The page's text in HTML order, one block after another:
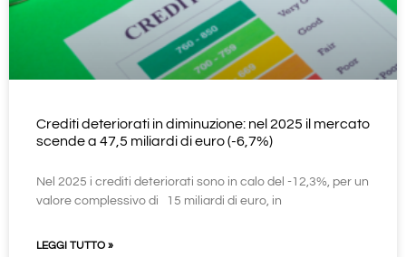
Crediti deteriorati in diminuzione: nel 2025 il mercato
scende a 47,5 miliardi di euro (-6,7%)
Nel 2025 i crediti deteriorati sono in calo del -12,3%, per un
valore complessivo di 15 miliardi di euro, in
LEGGI TUTTO »